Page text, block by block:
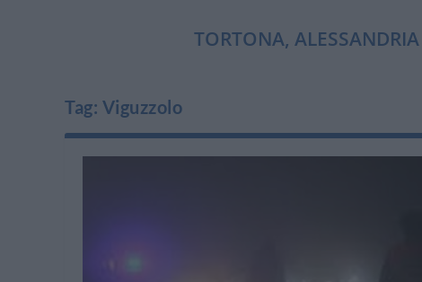
TORTONA,
Tag: Viguzzolo